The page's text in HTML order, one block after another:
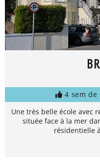
4 sem de
Une très belle école avec
située face à la mer
résidentielle